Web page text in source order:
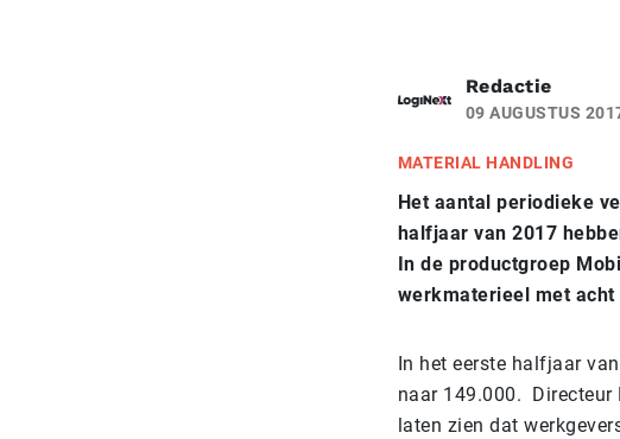
Redactie
09 AUGUSTUS
MATERIAL HANDLING
Het aantal periodieke
halfjaar van 2017
In de productgroep
werkmaterieel met
In het eerste halfjaar
naar 149.000. Directeur
laten zien dat